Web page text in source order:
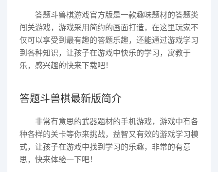
答题斗兽棋游戏官方版是一款趣味题材的答题类
闯关游戏，游戏采用简约的画面打造，在这里玩家不
仅可以享受到最有趣的答题乐趣，还能通过游戏学习
到各种知识，让孩子在游戏中快乐的学习，寓教于
乐，感兴趣的快来下载吧！
答题斗兽棋最新版简介
非常有意思的武器题材的手机游戏，游戏中有各
种各样的关卡等你来挑战，益智又有效的游戏学习模
式，让孩子在游戏中找到学习的乐趣，非常的有意
思，快来体验一下吧！